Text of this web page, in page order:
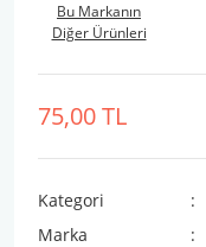
Bu Markanın
Diğer Ürünleri
75,00 TL
Kategori
Marka